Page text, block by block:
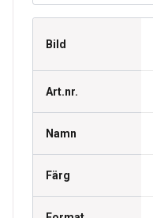
Bild
Art.nr.
Namn
Färg